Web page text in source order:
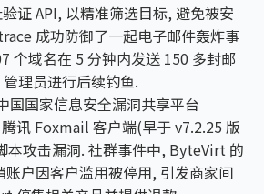
证 API, 以精准筛选目标, 避免被安
成功防御了一起电子邮件轰炸事
个域名在 5 分钟内发送 150 多封邮
理员进行后续钓鱼.
国国家信息安全漏洞共享平台
讯 Foxmail 客户端(早于 v7.2.25 版
本攻击漏洞. 社群事件中, ByteVirt 的
户因客户滥用被停用, 引发商家间